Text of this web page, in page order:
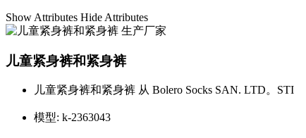
Show Attributes Hide Attributes
儿童紧身裤和紧身裤
儿童紧身裤和紧身裤 从 Bolero Socks SAN. LTD。STI
模型: k-2363043